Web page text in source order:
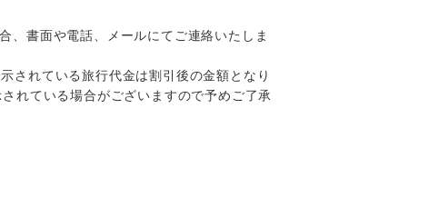
、書面や電話、メールにてご連絡いたしま
されている旅行代金は割引後の金額となり
れている場合がございますので予めご了承
です。